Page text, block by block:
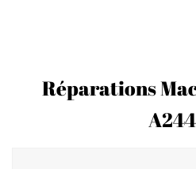
Réparations